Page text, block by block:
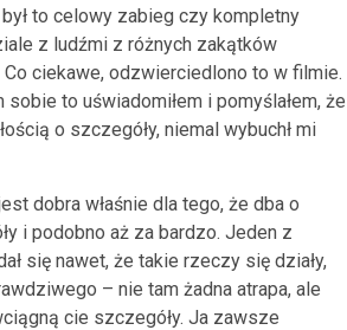
to celowy zabieg czy kompletny
z ludźmi z różnych zakątków
ciekawe, odzwierciedlono to w filmie.
to uświadomiłem i pomyślałem, że
o szczegóły, niemal wybuchł mi
jest dobra właśnie dla tego, że dba o
i podobno aż za bardzo. Jeden z
się nawet, że takie rzeczy się działy,
– nie tam żadna atrapa, ale
cie szczegóły. Ja zawsze